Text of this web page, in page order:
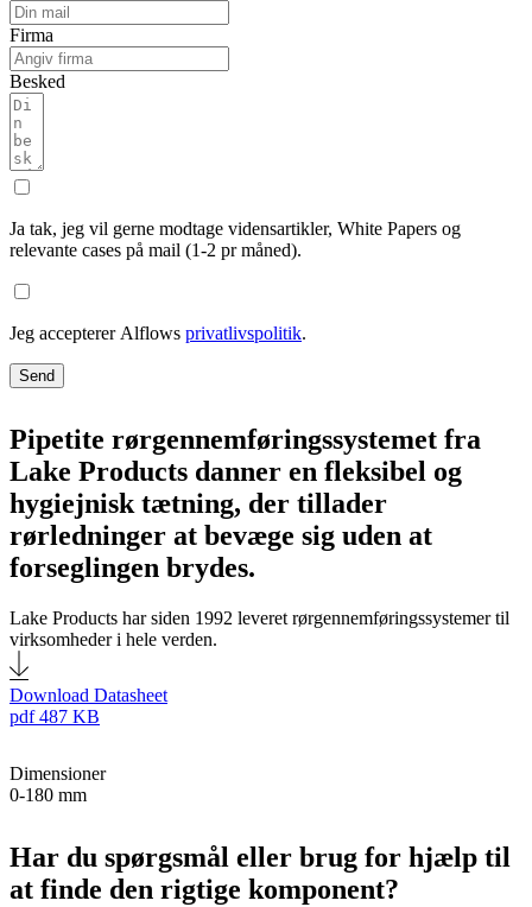
Firma
Besked
Ja tak, jeg vil gerne modtage vidensartikler, White Papers og
relevante cases på mail (1-2 pr måned).
Jeg accepterer Alflows privatlivspolitik.
Send
Pipetite rørgennemføringssystemet fra
Lake Products danner en fleksibel og
hygiejnisk tætning, der tillader
rørledninger at bevæge sig uden at
forseglingen brydes.
Lake Products har siden 1992 leveret rørgennemføringssystemer til
virksomheder i hele verden.
Download Datasheet
pdf487 KB
Dimensioner
0-180 mm
Har du spørgsmål eller brug for hjælp til
at finde den rigtige komponent?